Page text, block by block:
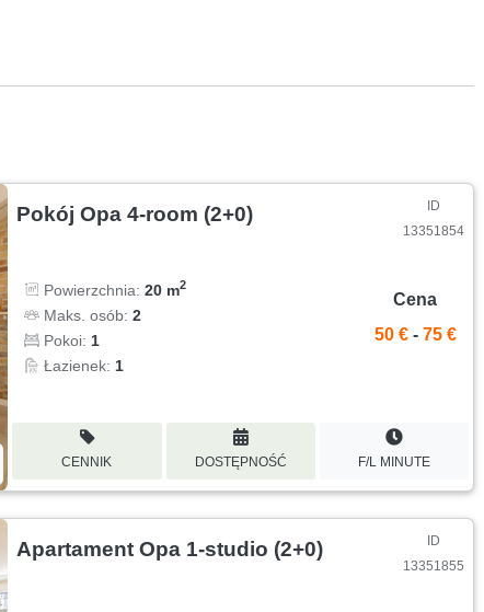
Pokój Opa 4-room (2+0)
ID
13351854
Powierzchnia:20 m2
Maks. osób:2
Pokoi: 1
Łazienek: 1
Cena
50 € - 75 €
CENNIK DOSTĘPNOŚĆ F/L MINUTE
Apartament Opa 1-studio (2+0)
ID
13351855